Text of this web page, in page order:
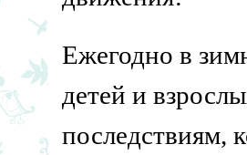
Ежегодно в
детей и
последствиям,